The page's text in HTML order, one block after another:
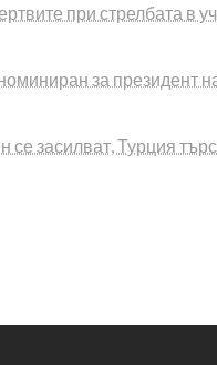
при стрелбата в
за президент
се засилват, Турция